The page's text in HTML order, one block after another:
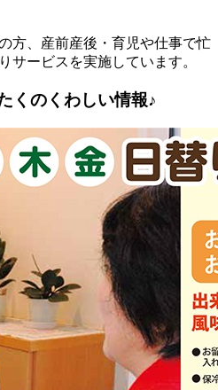
方、産前産後・育児や仕事で忙
サービスを実施しています。
くのくわしい情報♪